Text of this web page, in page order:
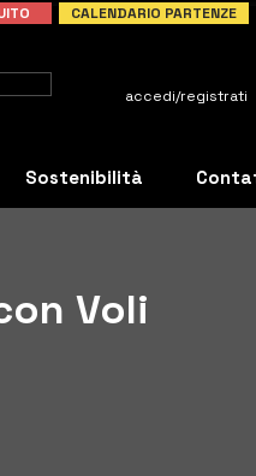
CALENDARIO PARTENZE
accedi/registrati
Sostenibilità
Voli